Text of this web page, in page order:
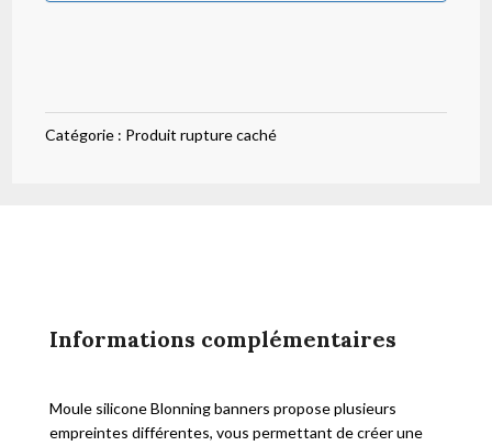
Catégorie : Produit rupture caché
Informations complémentaires
Moule silicone Blonning banners propose plusieurs
empreintes différentes, vous permettant de créer une